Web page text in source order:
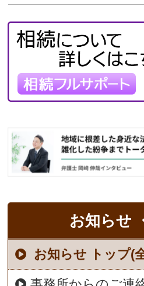
お知らせ
お知らせ トップ(